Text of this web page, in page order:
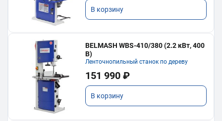
В корзину
BELMASH WBS-410/380 (2.2 кВт, 400
В)
Ленточнопильный станок по дереву
151 990 ₽
В корзину